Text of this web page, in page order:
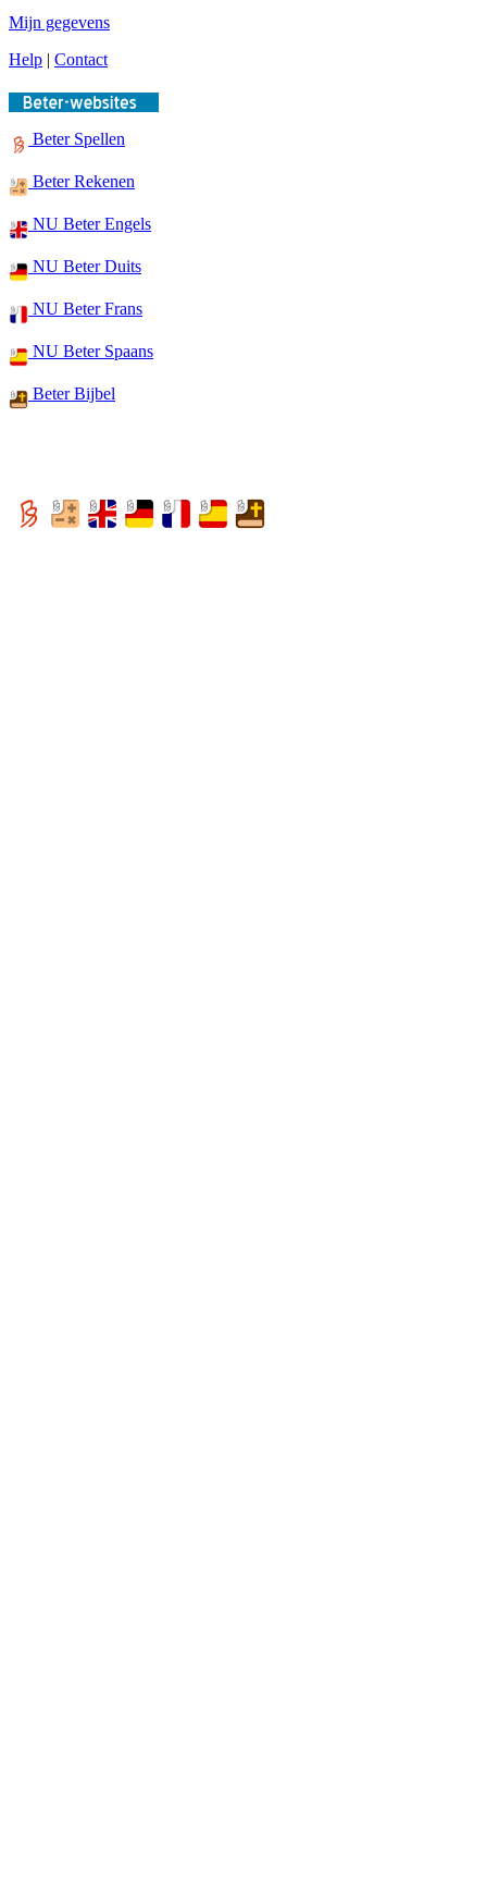
Mijn gegevens
Help | Contact
Beter Spellen
Beter Rekenen
NU Beter Engels
NU Beter Duits
NU Beter Frans
NU Beter Spaans
Beter Bijbel